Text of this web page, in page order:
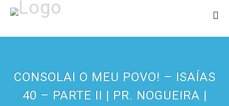
CONSOLAI O MEU POVO! – ISAÍAS
40 – PARTE II | PR. NOGUEIRA |